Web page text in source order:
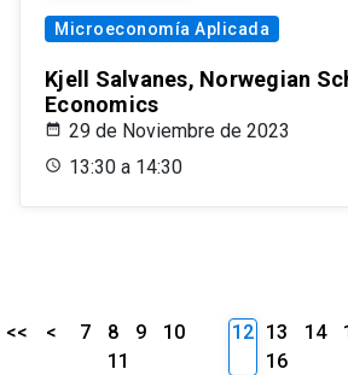
Microeconomía Aplicada
Kjell Salvanes, Norwegian
Economics
29 de Noviembre de 2023
13:30 a 14:30
<< < 7 8 9
10
11
12 13 14
16